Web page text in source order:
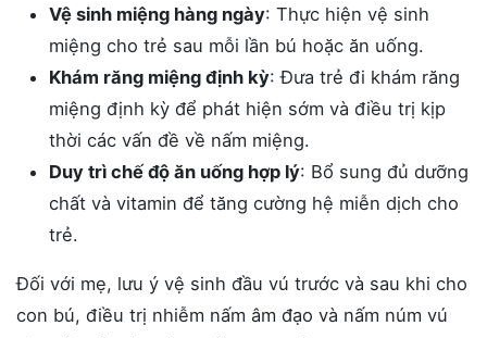
Vệ sinh miệng hàng ngày: Thực hiện vệ sinh
miệng cho trẻ sau mỗi lần bú hoặc ăn uống​.
Khám răng miệng định kỳ: Đưa trẻ đi khám răng
miệng định kỳ để phát hiện sớm và điều trị kịp
thời các vấn đề về nấm miệng.
Duy trì chế độ ăn uống hợp lý: Bổ sung đủ dưỡng
chất và vitamin để tăng cường hệ miễn dịch cho
trẻ.
Đối với mẹ, lưu ý vệ sinh đầu vú trước và sau khi cho
con bú, điều trị nhiễm nấm âm đạo và nấm núm vú